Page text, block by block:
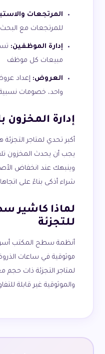
المرتجعات
للمرتجعات مع البحث
إدارة الموظفين:
مبيعات كل موظف
العروض: إعداد
واحد، خصومات
إدارة المخزون
أكبر تحدي لمتاجر
يجب أن يحدث المخزون
وينبهك عند انخفاض
شراء أذكى بناءً على
لماذا كاشير
للتجزئة
أنظمة سطح المكتب
موثوقية في ساعات
لمتاجر التجزئة ذات حجم
والموثوقية غير قابلة